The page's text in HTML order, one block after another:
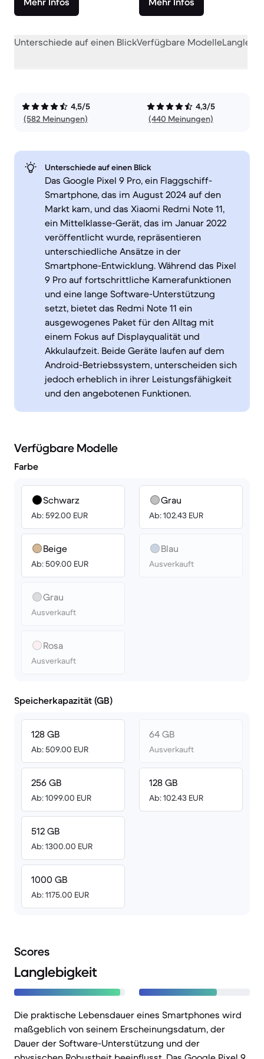
Unterschiede auf einen BlickVerfügbare Modelle
4,5/5
(582 Meinungen)
4,3/5
(440 Meinungen)
Unterschiede auf einen Blick
Das Google Pixel 9 Pro, ein Flaggschiff-
Smartphone, das im August 2024 auf den
Markt kam, und das Xiaomi Redmi Note 11,
ein Mittelklasse-Gerät, das im Januar 2022
veröffentlicht wurde, repräsentieren
unterschiedliche Ansätze in der
Smartphone-Entwicklung. Während das Pixel
9 Pro auf fortschrittliche Kamerafunktionen
und eine lange Software-Unterstützung
setzt, bietet das Redmi Note 11 ein
ausgewogenes Paket für den Alltag mit
einem Fokus auf Displayqualität und
Akkulaufzeit. Beide Geräte laufen auf dem
Android-Betriebssystem, unterscheiden sich
jedoch erheblich in ihrer Leistungsfähigkeit
und den angebotenen Funktionen.
Verfügbare Modelle
Farbe
Schwarz
Ab: 592.00 EUR
Beige
Ab: 509.00 EUR
Grau
Ausverkauft
Rosa
Ausverkauft
Grau
Ab: 102.43 EUR
Blau
Ausverkauft
Speicherkapazität (GB)
128 GB
Ab: 509.00 EUR
256 GB
Ab: 1099.00 EUR
512 GB
Ab: 1300.00 EUR
1000 GB
Ab: 1175.00 EUR
64 GB
Ausverkauft
128 GB
Ab: 102.43 EUR
Scores
Langlebigkeit
Die praktische Lebensdauer eines Smartphones wird
maßgeblich von seinem Erscheinungsdatum, der
Dauer der Software-Unterstützung und der